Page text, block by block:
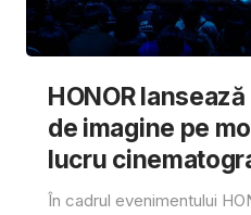
HONOR
de imagine pe
lucru
În cadrul evenimentului